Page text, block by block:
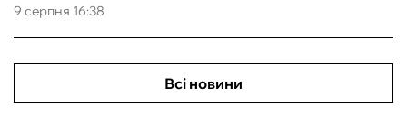
9 серпня 16:38
Всі новини